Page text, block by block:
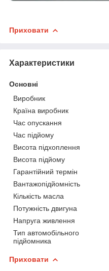
Приховати
Характеристики
Основні
Виробник
Країна виробник
Час опускання
Час підйому
Висота підхоплення
Висота підйому
Гарантійний термін
Вантажопідйомність
Кількість масла
Потужність двигуна
Напруга живлення
Тип автомобільного
підйомника
Приховати